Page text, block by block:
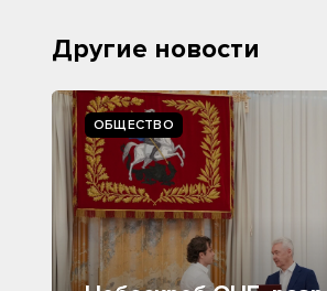
Другие новости
ОБЩЕСТВО